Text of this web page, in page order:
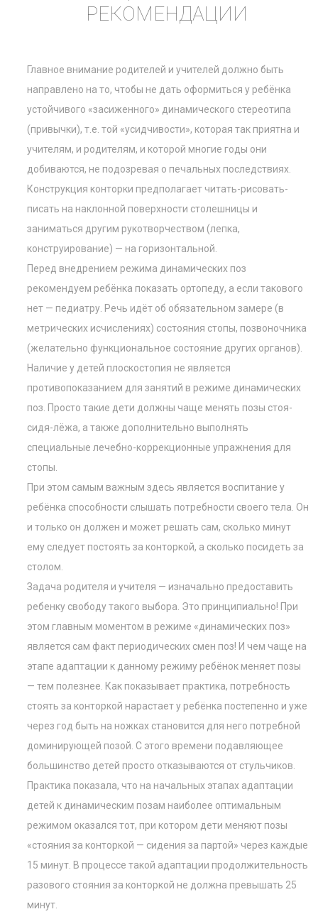
РЕКОМЕНДАЦИИ
Главное внимание родителей и учителей должно быть
направлено на то, чтобы не дать оформиться у ребёнка
устойчивого «засиженного» динамического стереотипа
(привычки), т.е. той «усидчивости», которая так приятна и
учителям, и родителям, и которой многие годы они
добиваются, не подозревая о печальных последствиях.
Конструкция конторки предполагает читать-рисовать-
писать на наклонной поверхности столешницы и
заниматься другим рукотворчеством (лепка,
конструирование) — на горизонтальной.
Перед внедрением режима динамических поз
рекомендуем ребёнка показать ортопеду, а если такового
нет — педиатру. Речь идёт об обязательном замере (в
метрических исчислениях) состояния стопы, позвоночника
(желательно функциональное состояние других органов).
Наличие у детей плоскостопия не является
противопоказанием для занятий в режиме динамических
поз. Просто такие дети должны чаще менять позы стоя-
сидя-лёжа, а также дополнительно выполнять
специальные лечебно-коррекционные упражнения для
стопы.
При этом самым важным здесь является воспитание у
ребёнка способности слышать потребности своего тела. Он
и только он должен и может решать сам, сколько минут
ему следует постоять за конторкой, а сколько посидеть за
столом.
Задача родителя и учителя — изначально предоставить
ребенку свободу такого выбора. Это принципиально! При
этом главным моментом в режиме «динамических поз»
является сам факт периодических смен поз! И чем чаще на
этапе адаптации к данному режиму ребёнок меняет позы
— тем полезнее. Как показывает практика, потребность
стоять за конторкой нарастает у ребёнка постепенно и уже
через год быть на ножках становится для него потребной
доминирующей позой. С этого времени подавляющее
большинство детей просто отказываются от стульчиков.
Практика показала, что на начальных этапах адаптации
детей к динамическим позам наиболее оптимальным
режимом оказался тот, при котором дети меняют позы
«стояния за конторкой — сидения за партой» через каждые
15 минут. В процессе такой адаптации продолжительность
разового стояния за конторкой не должна превышать 25
минут.